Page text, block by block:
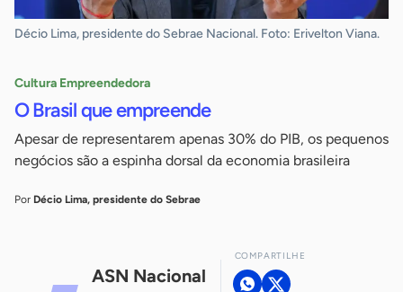
Décio Lima, presidente do Sebrae Nacional. Foto: Erivelton Viana.
Cultura Empreendedora
O Brasil que empreende
Apesar de representarem apenas 30% do PIB, os pequenos
negócios são a espinha dorsal da economia brasileira
Por Décio Lima, presidente do Sebrae
ASN Nacional
COMPARTILHE